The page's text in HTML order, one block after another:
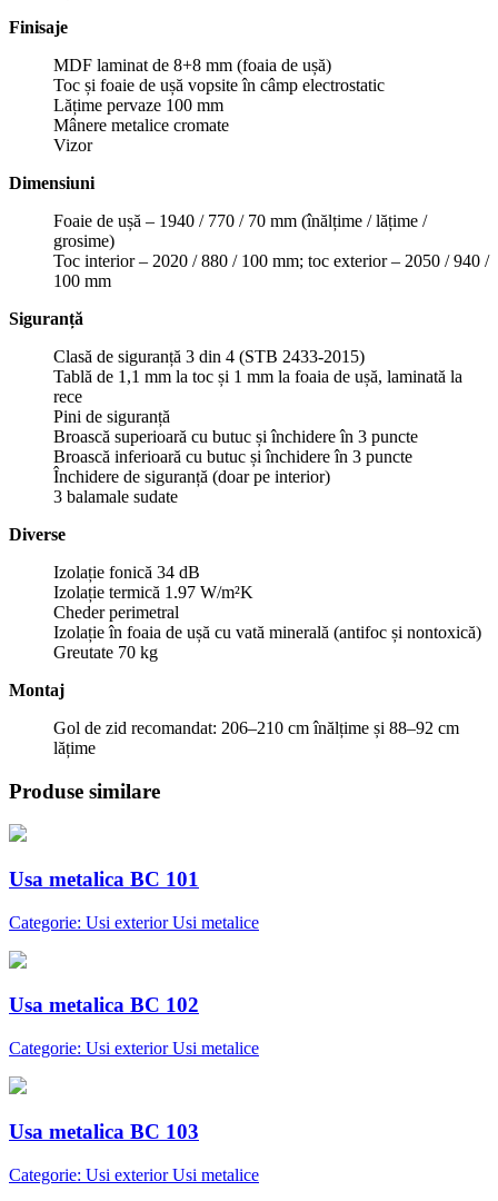
Finisaje
MDF laminat de 8+8 mm (foaia de ușă)
Toc și foaie de ușă vopsite în câmp electrostatic
Lățime pervaze 100 mm
Mânere metalice cromate
Vizor
Dimensiuni
Foaie de ușă – 1940 / 770 / 70 mm (înălțime / lățime /
grosime)
Toc interior – 2020 / 880 / 100 mm; toc exterior – 2050 / 940 /
100 mm
Siguranță
Clasă de siguranță 3 din 4 (STB 2433-2015)
Tablă de 1,1 mm la toc și 1 mm la foaia de ușă, laminată la
rece
Pini de siguranță
Broască superioară cu butuc și închidere în 3 puncte
Broască inferioară cu butuc și închidere în 3 puncte
Închidere de siguranță (doar pe interior)
3 balamale sudate
Diverse
Izolație fonică 34 dB
Izolație termică 1.97 W/m²K
Cheder perimetral
Izolație în foaia de ușă cu vată minerală (antifoc și nontoxică)
Greutate 70 kg
Montaj
Gol de zid recomandat: 206–210 cm înălțime și 88–92 cm
lățime
Produse similare
Usa metalica BC 101
Categorie: Usi exterior Usi metalice
Usa metalica BC 102
Categorie: Usi exterior Usi metalice
Usa metalica BC 103
Categorie: Usi exterior Usi metalice